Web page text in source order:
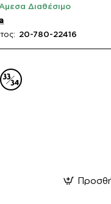
Διαθέσιμο
20-780-22416